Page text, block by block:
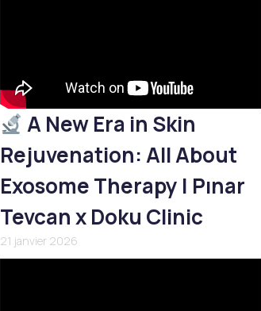
A New Era in Skin
Rejuvenation: All About
Exosome Therapy | Pınar
Tevcan x Doku Clinic
21 janvier 2026